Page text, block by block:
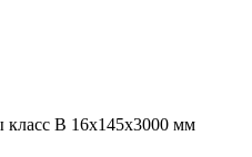
класс В 16x145x3000 мм